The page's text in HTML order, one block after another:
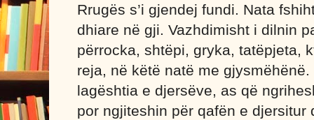
Rrugës s’i gjendej fundi. Nata
dhiare në gji. Vazhdimisht i dilnin
përrocka, shtëpi, gryka, tatëpjeta,
reja, në këtë natë me
lagështia e djersëve, as që
por ngjiteshin për qafën e djersitur